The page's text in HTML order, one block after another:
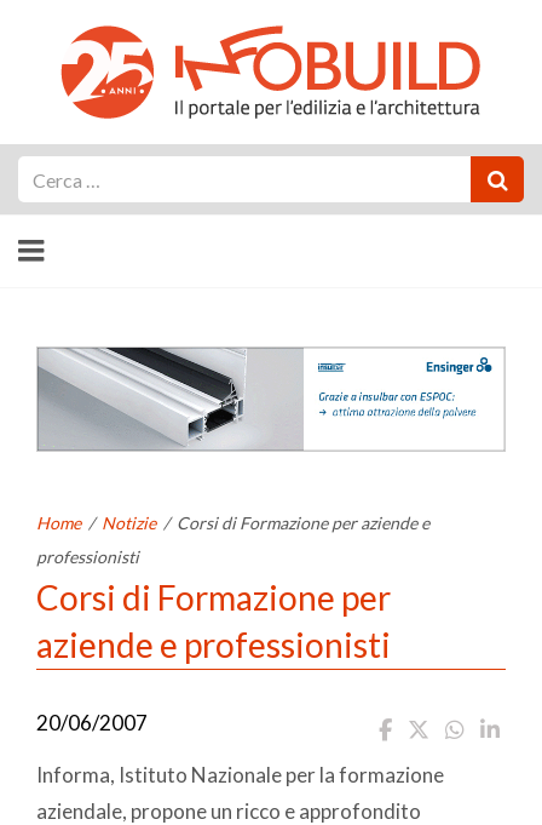
Home / Notizie / Corsi di Formazione per aziende e
professionisti
Corsi di Formazione per
aziende e professionisti
20/06/2007
Informa, Istituto Nazionale per la formazione
aziendale, propone un ricco e approfondito